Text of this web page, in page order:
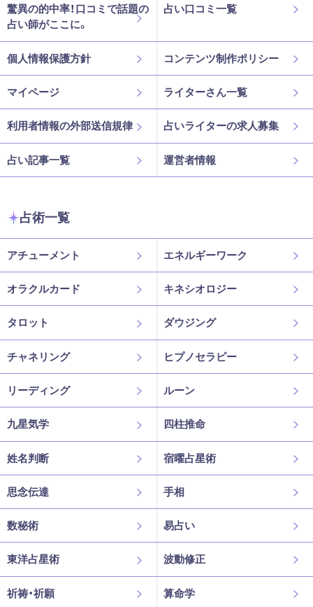
驚異の的中率！口コミで話題の
占い師がここに。
占い口コミ一覧
個人情報保護方針 コンテンツ制作ポリシー
マイページ ライターさん一覧
利用者情報の外部送信規律 占いライターの求人募集
占い記事一覧 運営者情報
占術一覧
アチューメント エネルギーワーク
オラクルカード キネシオロジー
タロット ダウジング
チャネリング ヒプノセラピー
リーディング ルーン
九星気学 四柱推命
姓名判断 宿曜占星術
思念伝達 手相
数秘術 易占い
東洋占星術 波動修正
祈祷・祈願 算命学